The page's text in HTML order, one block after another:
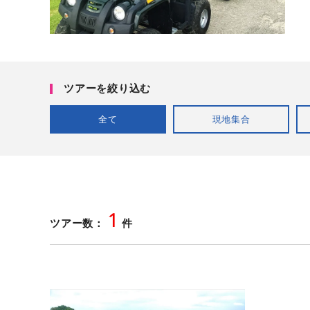
ツアーを絞り込む
全て 現地集合
ツアー数： 1 件